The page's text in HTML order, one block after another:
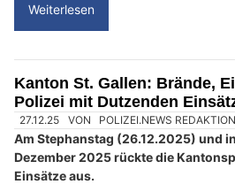
Weiterlesen
Kanton St. Gallen: Brände,
Polizei mit Dutzenden
27.12.25 VON POLIZEI.NEWS REDAKTION
Am Stephanstag (26.12.2025) und
Dezember 2025 rückte die
Einsätze aus.